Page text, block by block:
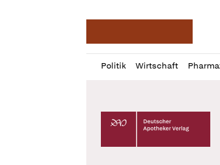
Politik Wirtschaft
Profil
öffnen
Daz
Pur
Deutscher Apotheker